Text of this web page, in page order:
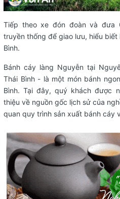
Tiếp theo xe đón đoàn và đưa
truyền thống để giao lưu, hiểu
Bình.
Bánh cáy làng Nguyễn tại
Thái Bình - là một món bánh
Bình. Tại đây, quý khách được
thiệu về nguồn gốc lịch sử của
quan quy trình sản xuất bánh cáy